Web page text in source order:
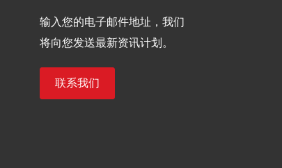
输入您的电子邮件地址，我们
将向您发送最新资讯计划。
联系我们